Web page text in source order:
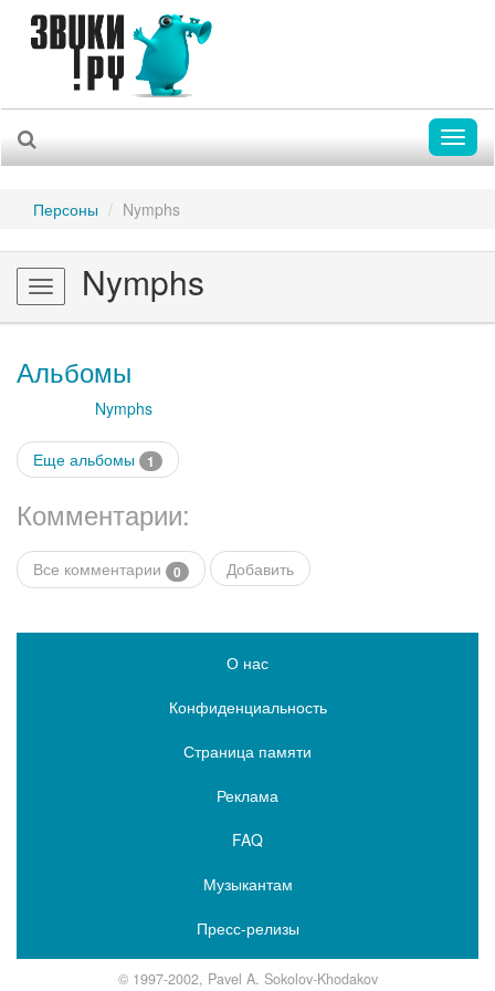
Персоны Nymphs
Toggle
navigation
Nymphs
Альбомы
Nymphs
Еще альбомы 1
Комментарии:
Все комментарии 0 Добавить
О нас
Конфиденциальность
Страница памяти
Реклама
FAQ
Музыкантам
Пресс-релизы
© 1997-2002, Pavel A. Sokolov-Khodakov